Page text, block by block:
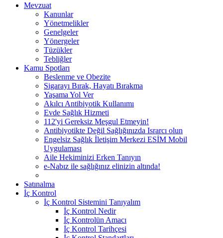
Mevzuat
Kanunlar
Yönetmelikler
Genelgeler
Yönergeler
Tüzükler
Tebliğler
Kamu Spotları
Beslenme ve Obezite
Sigarayı Bırak, Hayatı Bırakma
Yaşama Yol Ver
Akılcı Antibiyotik Kullanımı
Evde Sağlık Hizmeti
112'yi Gereksiz Meşgul Etmeyin!
Antibiyotikte Değil Sağlığınızda Israrcı olun
Engelsiz Sağlık İletişim Merkezi ESİM Mobil
Uygulaması
Aile Hekiminizi Erken Tanıyın
e-Nabız ile sağlığınız elinizin altında!
Satınalma
İç Kontrol
İç Kontrol Sistemini Tanıyalım
İç Kontrol Nedir
İç Kontrolün Amacı
İç Kontrol Tarihçesi